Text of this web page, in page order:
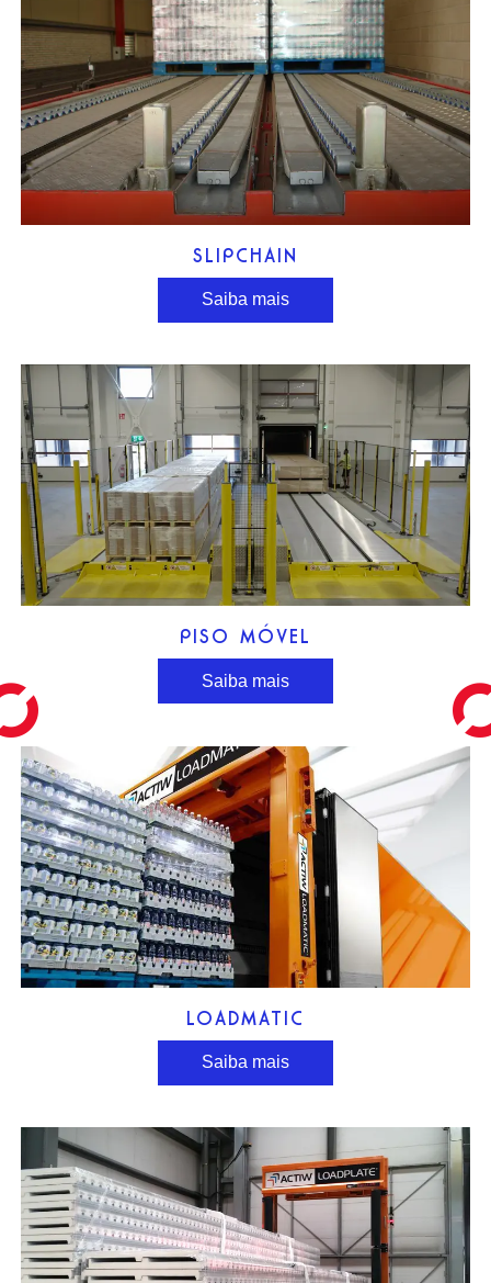
SLIPCHAIN
Saiba mais
PISO MÓVEL
Saiba mais
LOADMATIC
Saiba mais